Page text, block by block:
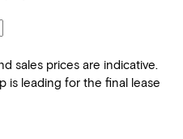
sales prices are indicative.
is leading for the final lease